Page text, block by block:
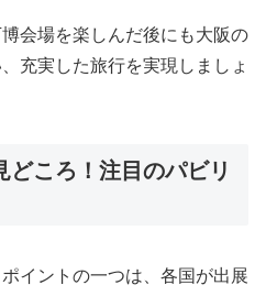
会場を楽しんだ後にも大阪の
充実した旅行を実現しましょ
どころ！注目のパビリ
イントの一つは、各国が出展